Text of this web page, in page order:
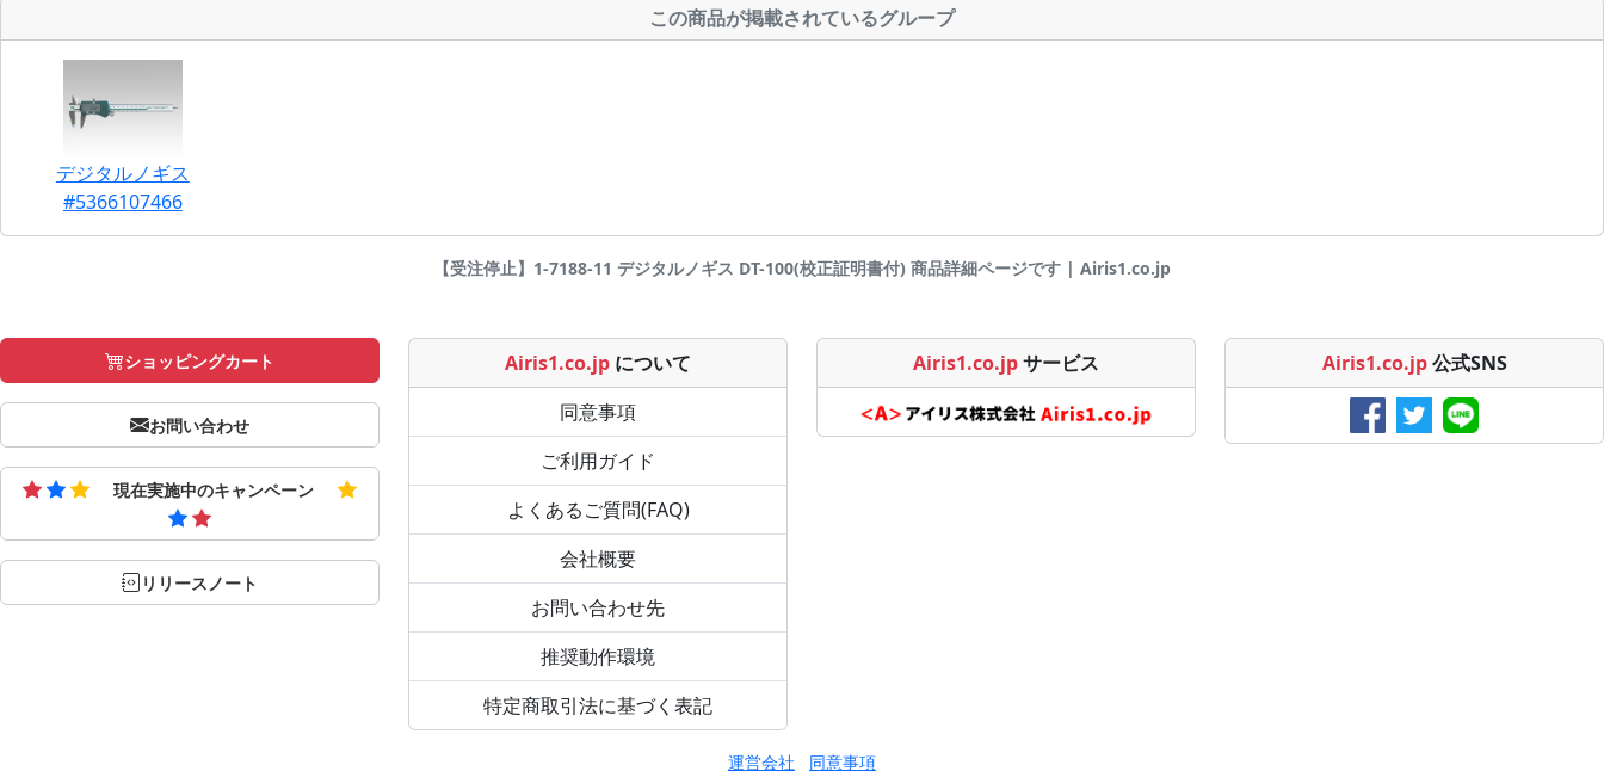
この商品が掲載されているグループ
デジタルノギス
#5366107466
【受注停止】1-7188-11 デジタルノギス DT-100(校正証明書付) 商品詳細ページです | Airis1.co.jp
ショッピングカート
お問い合わせ
現在実施中のキャンペーン
リリースノート
Airis1.co.jp について
同意事項
ご利用ガイド
よくあるご質問(FAQ)
会社概要
お問い合わせ先
推奨動作環境
特定商取引法に基づく表記
Airis1.co.jpサービス Airis1.co.jp 公式SNS
運営会社 同意事項